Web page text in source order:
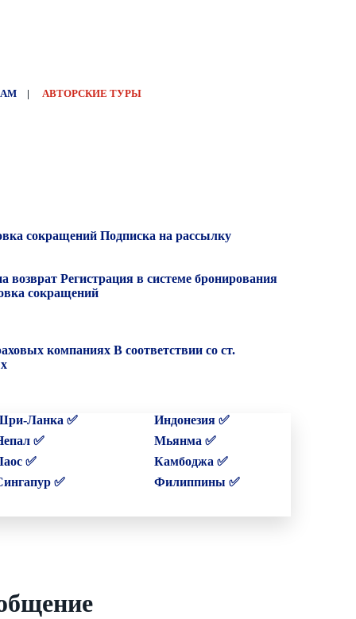
| АВТОРСКИЕ ТУРЫ
сокращений Подписка на рассылку
возврат Регистрация в системе бронирования
сокращений
компаниях В соответствии со ст.
Ланка ✅
Индонезия ✅
✅
Мьянма ✅
✅
Камбоджа ✅
✅
Филиппины ✅